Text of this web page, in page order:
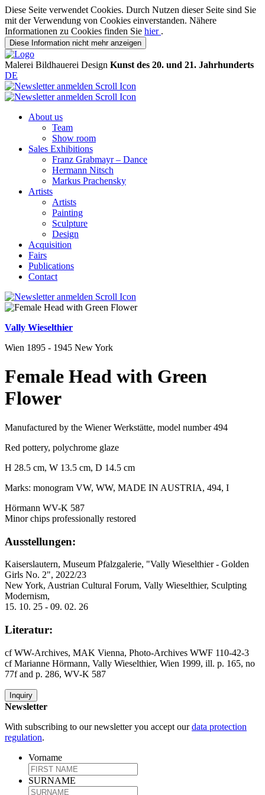
Diese Seite verwendet Cookies. Durch Nutzen dieser Seite sind Sie
mit der Verwendung von Cookies einverstanden. Nähere
Informationen zu Cookies finden Sie hier .
Diese Information nicht mehr anzeigen
Malerei Bildhauerei Design Kunst des 20. und 21. Jahrhunderts
DE
About us
Team
Show room
Sales Exhibitions
Franz Grabmayr – Dance
Hermann Nitsch
Markus Prachensky
Artists
Artists
Painting
Sculpture
Design
Acquisition
Fairs
Publications
Contact
Vally Wieselthier
Wien 1895 - 1945 New York
Female Head with Green
Flower
Manufactured by the Wiener Werkstätte, model number 494
Red pottery, polychrome glaze
H 28.5 cm, W 13.5 cm, D 14.5 cm
Marks: monogram VW, WW, MADE IN AUSTRIA, 494, I
Hörmann WV-K 587
Minor chips professionally restored
Ausstellungen:
Kaiserslautern, Museum Pfalzgalerie, "Vally Wieselthier - Golden
Girls No. 2", 2022/23
New York, Austrian Cultural Forum, Vally Wieselthier, Sculpting
Modernism,
15. 10. 25 - 09. 02. 26
Literatur:
cf WW-Archives, MAK Vienna, Photo-Archives WWF 110-42-3
cf Marianne Hörmann, Vally Wieselthier, Wien 1999, ill. p. 165, no
77f and p. 286, WV-K 587
Inquiry
Newsletter
With subscribing to our newsletter you accept ourdata protection
regulation.
Vorname
SURNAME